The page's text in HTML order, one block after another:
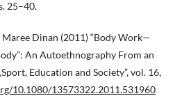
25–40.
Dinan (2011) “Body Work—
An Autoethnography From an
Education and Society”, vol. 16,
10.1080/13573322.2011.531960